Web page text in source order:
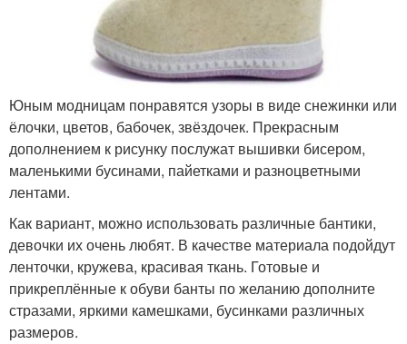
Юным модницам понравятся узоры в виде снежинки или
ёлочки, цветов, бабочек, звёздочек. Прекрасным
дополнением к рисунку послужат вышивки бисером,
маленькими бусинами, пайетками и разноцветными
лентами.
Как вариант, можно использовать различные бантики,
девочки их очень любят. В качестве материала подойдут
ленточки, кружева, красивая ткань. Готовые и
прикреплённые к обуви банты по желанию дополните
стразами, яркими камешками, бусинками различных
размеров.